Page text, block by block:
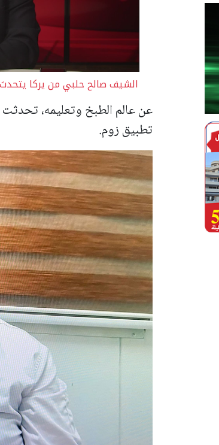
الشيف صالح حلبي من يركا
عن عالم الطبخ وتعليمه،
تطبيق زوم.